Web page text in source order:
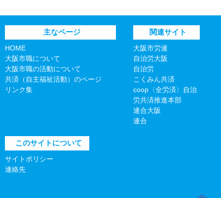
主なページ
HOME
大阪市職について
大阪市職の活動について
共済（自主福祉活動）のページ
リンク集
関連サイト
大阪市労連
自治労大阪
自治労
こくみん共済
coop〈全労済〉自治
労共済推進本部
連合大阪
連合
このサイトについて
サイトポリシー
連絡先